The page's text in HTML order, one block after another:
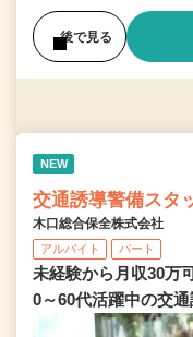
後で見る
NEW
交通誘導警備スタ
木口総合保全株式会社
アルバイト パート
未経験から月収30万
0～60代活躍中の交